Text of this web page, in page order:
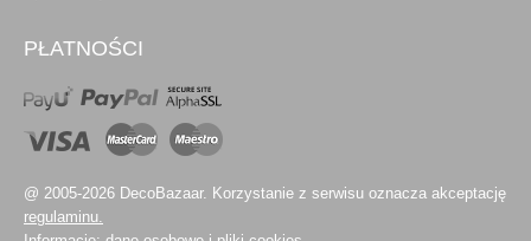
PŁATNOŚCI
@ 2005-2026 DecoBazaar. Korzystanie z serwisu oznacza akceptację
regulaminu.